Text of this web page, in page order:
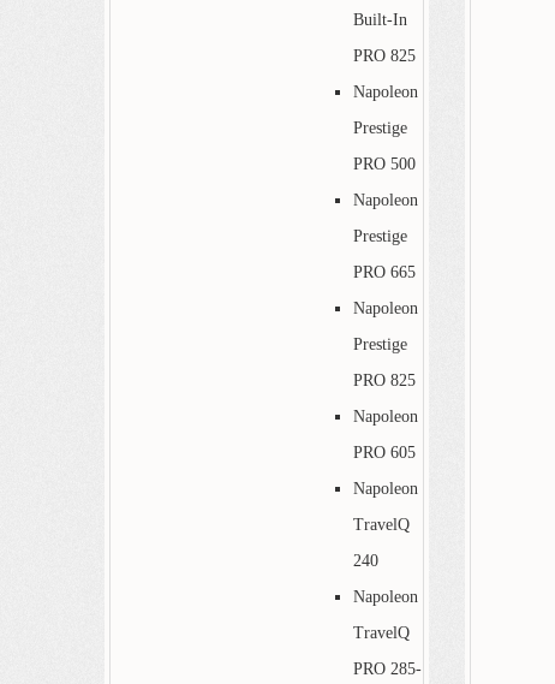
Built-In
PRO 825
Napoleon
Prestige
PRO 500
Napoleon
Prestige
PRO 665
Napoleon
Prestige
PRO 825
Napoleon
PRO 605
Napoleon
TravelQ
240
Napoleon
TravelQ
PRO 285-